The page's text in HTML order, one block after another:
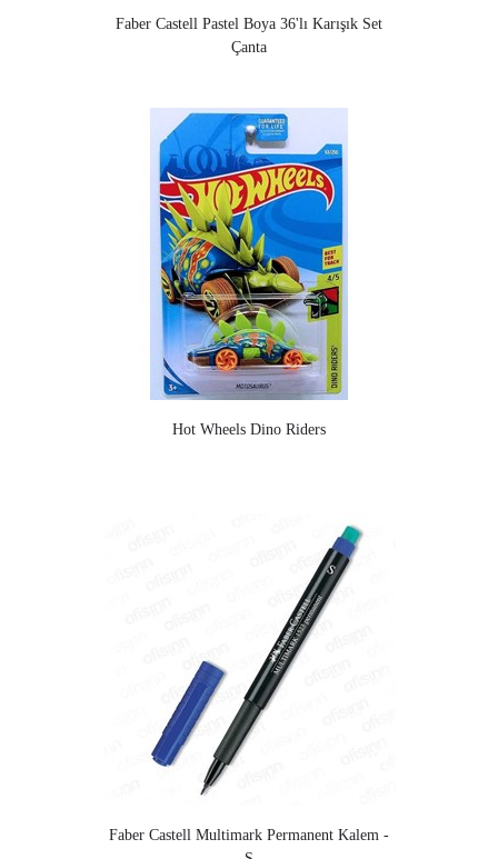
Faber Castell Pastel Boya 36'lı Karışık Set
Çanta
Hot Wheels Dino Riders
Faber Castell Multimark Permanent Kalem -